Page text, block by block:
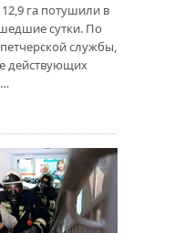
га потушили в
сутки. По
службы,
действующих